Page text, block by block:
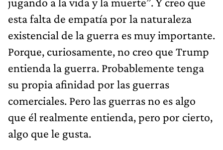
esta falta de empatía por la naturaleza
existencial de la guerra es muy importante.
Porque, curiosamente, no creo que Trump
entienda la guerra. Probablemente tenga
su propia afinidad por las guerras
comerciales. Pero las guerras no es algo
que él realmente entienda, pero por cierto,
algo que le gusta.